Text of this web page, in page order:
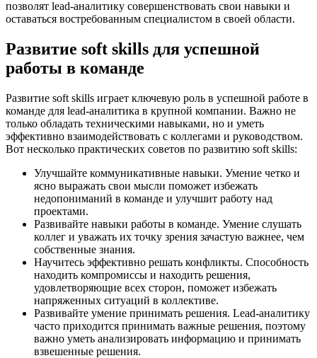
позволят lead-аналитику совершенствовать свои навыки и
оставаться востребованным специалистом в своей области.
Развитие soft skills для успешной
работы в команде
Развитие soft skills играет ключевую роль в успешной работе в
команде для lead-аналитика в крупной компании. Важно не
только обладать техническими навыками, но и уметь
эффективно взаимодействовать с коллегами и руководством.
Вот несколько практических советов по развитию soft skills:
Улучшайте коммуникативные навыки. Умение четко и
ясно выражать свои мысли поможет избежать
недопониманий в команде и улучшит работу над
проектами.
Развивайте навыки работы в команде. Умение слушать
коллег и уважать их точку зрения зачастую важнее, чем
собственные знания.
Научитесь эффективно решать конфликты. Способность
находить компромиссы и находить решения,
удовлетворяющие всех сторон, поможет избежать
напряженных ситуаций в коллективе.
Развивайте умение принимать решения. Lead-аналитику
часто приходится принимать важные решения, поэтому
важно уметь анализировать информацию и принимать
взвешенные решения.